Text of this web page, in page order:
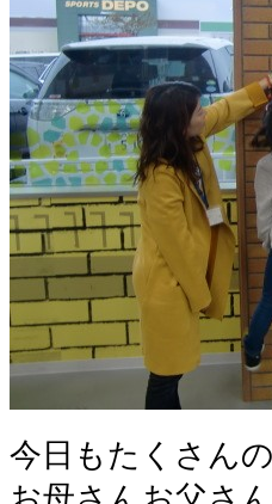
今日もたくさん